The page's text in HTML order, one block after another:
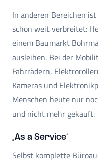
In anderen Bereichen
schon weit verbreitet:
einem Baumarkt
ausleihen. Bei der
Fahrrädern,
Kameras und
Menschen heute nur
und nicht mehr gekauft.
„As a Service“
Selbst komplette